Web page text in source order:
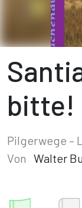
bitte!
Pilgerwege –
Von Walter